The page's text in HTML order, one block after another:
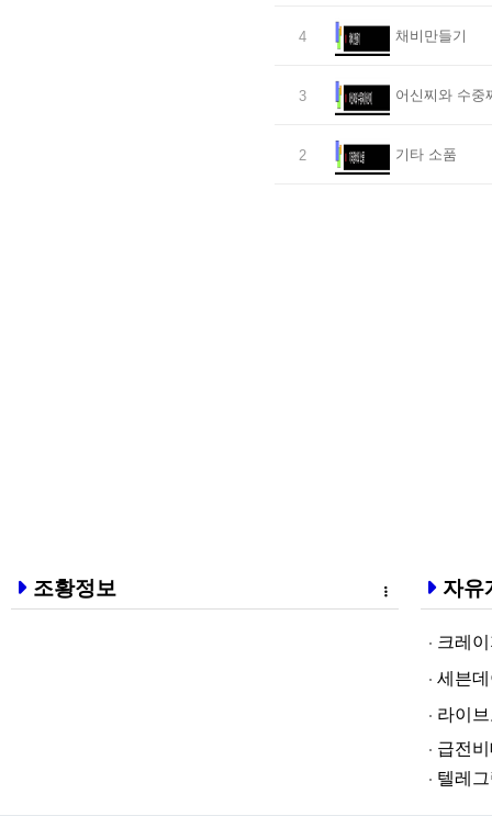
4 채비만들기
3 어신찌와 수중
2 기타 소품
조황정보 자유
크레이지
세븐데이
라­이브토­
급전비대면
텔레그램